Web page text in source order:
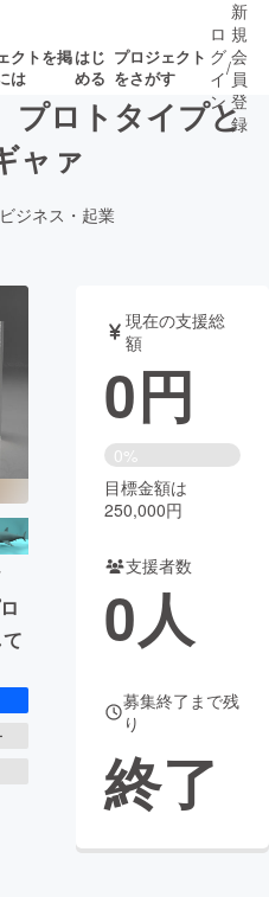
クトを掲
は
はじ
める
プロジェクト
をさがす
募集終了が近いプ
ロジェクト
音楽
ット ゲーム・サ
書籍・雑誌
チャレンジ
化
CAMPFIRE Creation
machi-ya
ロ
グ
イ
ン
/
新
規
会
員
登
録
ロトタイプと
ャァ
ビジネス・起業
現在の支援総
額
0円
0%
目標金額は
250,000円
支援者数
0人
募集終了まで残
り
終了